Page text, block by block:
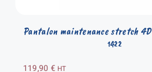
1422
Pantalon maintenance stretch 4D
119,90 € HT